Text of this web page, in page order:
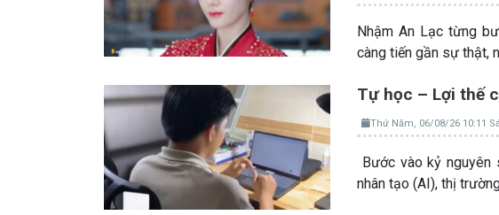
Nhậm An Lạc từng
càng tiến gần sự thật,
Tự học – Lợi thế
Thứ Năm, 06/08/26 10:11
Bước vào kỷ nguyên
nhân tạo (AI), thị